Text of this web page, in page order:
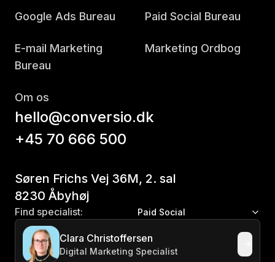
Google Ads Bureau Paid Social Bureau
E-mail Marketing
Bureau
Marketing Ordbog
Om os
hello@conversio.dk
+45 70 666 500
Søren Frichs Vej 36M, 2. sal
8230 Åbyhøj
Find specialist: Paid Social
Clara Christoffersen
Digital Marketing Specialist